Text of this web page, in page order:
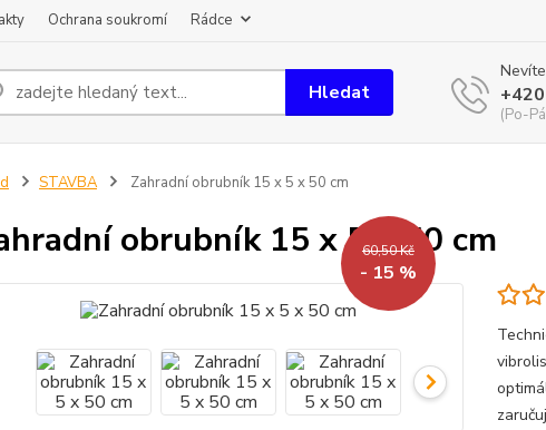
Ochrana soukromí Rádce
Hledat
(Po-
STAVBA Zahradní obrubník 15 x 5 x 50 cm
obrubník 15 x 5 x 50 cm
60,50 Kč
- 15 %